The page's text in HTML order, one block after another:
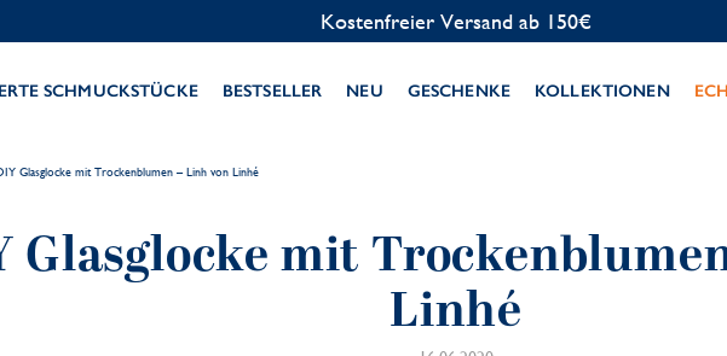
Kostenfreier Versand ab 150€
SCHMUCKSTÜCKE BESTSELLER NEU GESCHENKE KOLLEKTIONEN
Glasglocke mit Trockenblumen – Linh von Linhé
Glasglocke mit
Linhé